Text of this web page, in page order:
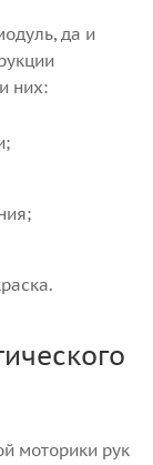
да и
них:
моторики рук